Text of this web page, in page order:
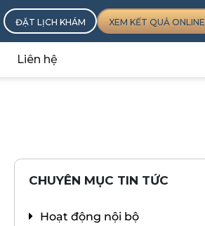
ĐẶT LỊCH KHÁM XEM KẾT QUẢ ONLINE
Liên hệ
CHUYÊN MỤC TIN TỨC
Hoạt động nội bộ